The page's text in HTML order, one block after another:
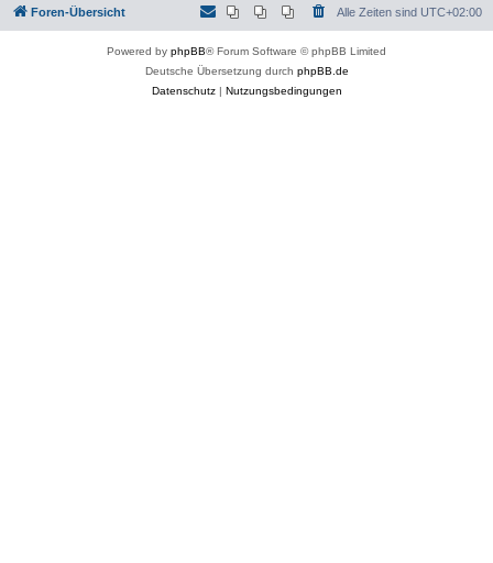
Foren-Übersicht Alle Zeiten sind UTC+02:00
Powered by phpBB® Forum Software © phpBB Limited
Deutsche Übersetzung durch phpBB.de
Datenschutz| Nutzungsbedingungen